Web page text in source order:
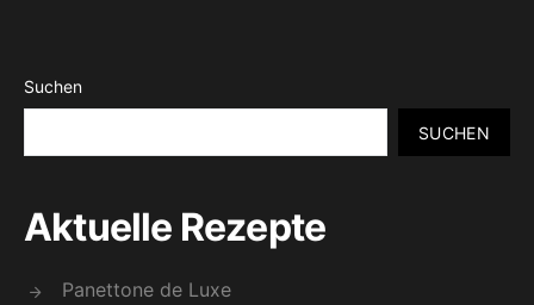
Suchen
SUCHEN
Aktuelle Rezepte
Panettone de Luxe